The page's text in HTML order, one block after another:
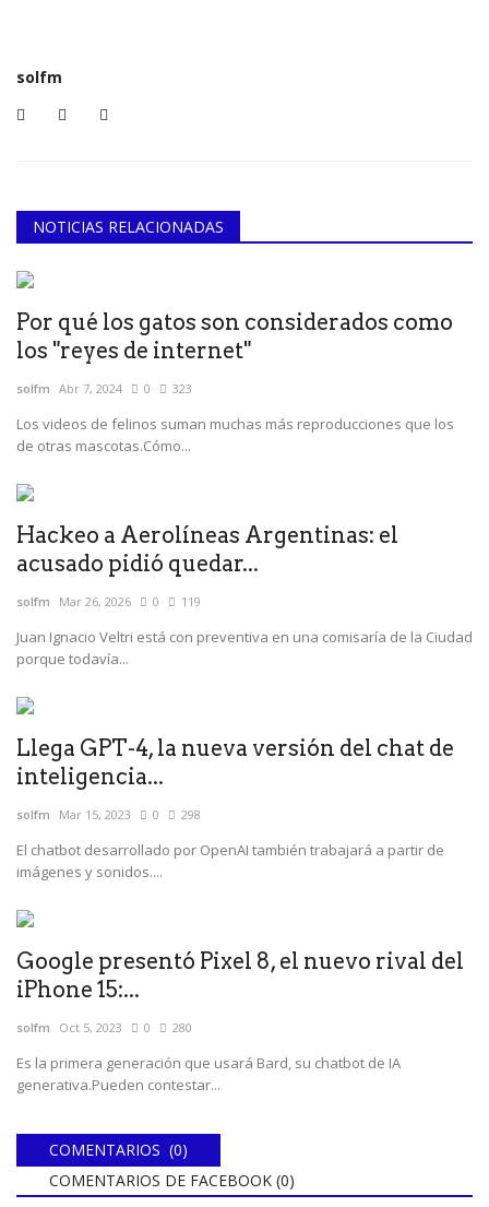
solfm
NOTICIAS RELACIONADAS
Por qué los gatos son considerados como
los "reyes de internet"
solfm Abr 7, 2024 0 323
Los videos de felinos suman muchas más reproducciones que los
de otras mascotas.Cómo...
Hackeo a Aerolíneas Argentinas: el
acusado pidió quedar...
solfm Mar 26, 2026 0 119
Juan Ignacio Veltri está con preventiva en una comisaría de la Ciudad
porque todavía...
Llega GPT-4, la nueva versión del chat de
inteligencia...
solfm Mar 15, 2023 0 298
El chatbot desarrollado por OpenAI también trabajará a partir de
imágenes y sonidos....
Google presentó Pixel 8, el nuevo rival del
iPhone 15:...
solfm Oct 5, 2023 0 280
Es la primera generación que usará Bard, su chatbot de IA
generativa.Pueden contestar...
COMENTARIOS (0)
COMENTARIOS DE FACEBOOK (0)